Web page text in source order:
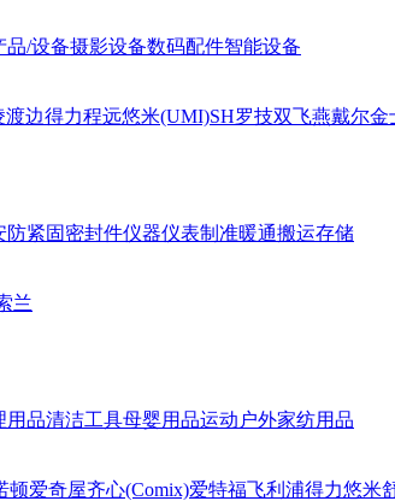
品/设备摄影设备数码配件智能设备
渡边得力程远悠米(UMI)SH罗技双飞燕戴尔金
防紧固密封件仪器仪表制准暖通搬运存储
兰
用品清洁工具母婴用品运动户外家纺用品
顿爱奇屋齐心(Comix)爱特福飞利浦得力悠米